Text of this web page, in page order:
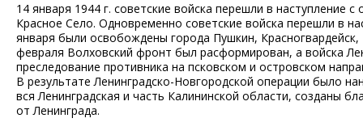
14 января 1944 г. советские войска перешли в
Красное Село. Одновременно советские войска перешли в
января были освобождены города Пушкин,
февраля Волховский фронт был расформирован, а войска
преследование противника на псковском и островском
В результате Ленинградско-Новгородской операции было
вся Ленинградская и часть Калининской области, созданы
от Ленинграда.